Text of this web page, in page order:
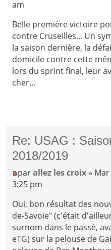
am
Belle première victoire
contre Cruseilles... Un
la saison dernière, la
domicile contre cette
lors du sprint final, leur
cher...
Re: USAG :
2018/2019
parallez les croix »
3:25 pm
Oui, bon résultat des
de-Savoie" (c'était
surnom dans le passé,
eTG) sur la pelouse de